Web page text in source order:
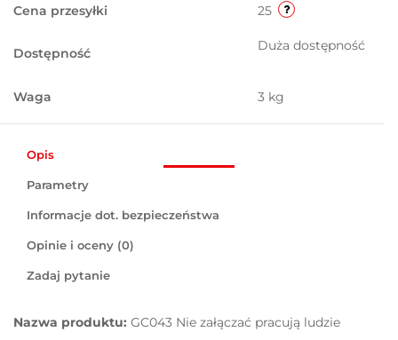
Cena przesyłki 25
Dostępność Duża dostępność
Waga 3 kg
Opis
Parametry
Informacje dot. bezpieczeństwa
Opinie i oceny (0)
Zadaj pytanie
Nazwa produktu: GC043 Nie załączać pracują ludzie